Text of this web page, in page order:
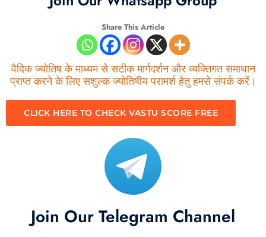
Share This Article
वैदिक ज्योतिष के माध्यम से सटीक मार्गदर्शन और व्यक्तिगत समाधान
प्राप्त करने के लिए सशुल्क ज्योतिषीय परामर्श हेतु हमसे संपर्क करें।
CLICK HERE TO CHECK VASTU SCORE FREE
Join Our Telegram Channel